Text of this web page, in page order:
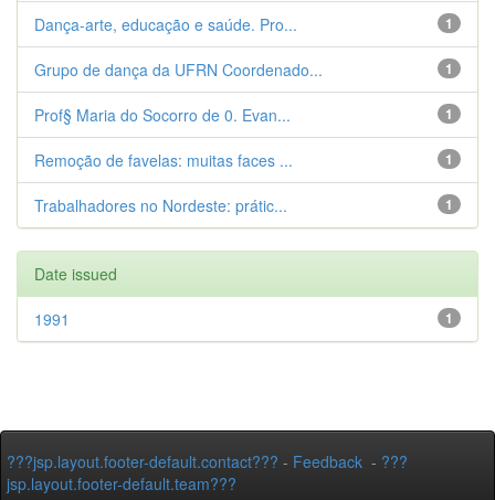
1
Dança-arte, educação e saúde. Pro...
1
Grupo de dança da UFRN Coordenado...
1
Prof§ Maria do Socorro de 0. Evan...
1
Remoção de favelas: muitas faces ...
1
Trabalhadores no Nordeste: prátic...
Date issued
1
1991
???jsp.layout.footer-default.contact??? - Feedback - ???
jsp.layout.footer-default.team???